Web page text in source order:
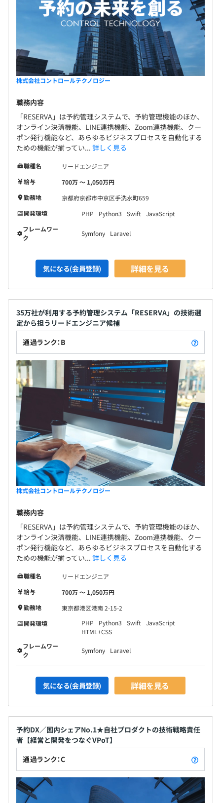
株式会社コントロールテクノロジー
職務内容
「RESERVA」は予約管理システムで、予約管理機能のほか、
オンライン決済機能、LINE連携機能、Zoom連携機能、クー
ポン発行機能など、あらゆるビジネスプロセスを自動化する
ための機能が揃ってい... 詳しく見る
職種名
リードエンジニア
給与
700万 〜 1,050万円
勤務地
京都府京都市中京区手洗水町659
開発環境
PHP Python3 Swift
JavaScript
フレームワー
ク
Symfony Laravel
気になる(会員登録) 詳細を見る
35万社が利用する予約管理システム「RESERVA」の技術選
定から担うリードエンジニア候補
通過ランク：B
株式会社コントロールテクノロジー
職務内容
「RESERVA」は予約管理システムで、予約管理機能のほか、
オンライン決済機能、LINE連携機能、Zoom連携機能、クー
ポン発行機能など、あらゆるビジネスプロセスを自動化する
ための機能が揃ってい... 詳しく見る
職種名
リードエンジニア
給与
700万 〜 1,050万円
勤務地
東京都港区港南 2-15-2
開発環境
PHP Python3 Swift
JavaScript
HTML+CSS
フレームワー
ク
Symfony Laravel
気になる(会員登録) 詳細を見る
予約DX／国内シェアNo.1★自社プロダクトの技術戦略責任
者【経営と開発をつなぐVPoT】
通過ランク：C